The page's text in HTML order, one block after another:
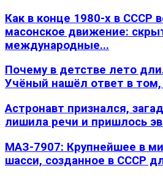
Как в конце 1980-х в СССР
масонское движение:
международные...
Почему в детстве лето
Учёный нашёл ответ в том,
Астронавт признался,
лишила речи и пришлось
МАЗ-7907: Крупнейшее в
шасси, созданное в СССР